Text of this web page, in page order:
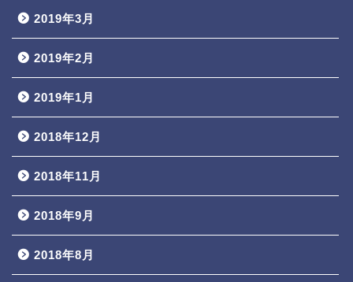
2019年3月
2019年2月
2019年1月
2018年12月
2018年11月
2018年9月
2018年8月